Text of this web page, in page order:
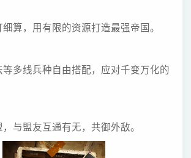
算，用有限的资源打造最强帝国。
等多线兵种自由搭配，应对千变万化的
与盟友互通有无，共御外敌。